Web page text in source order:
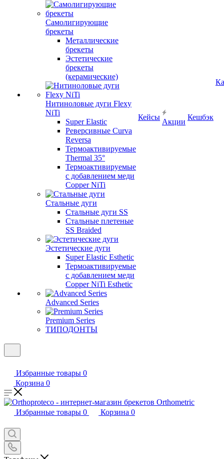
Самолигирующие
брекеты
Металлические
брекеты
Эстетические
брекеты
(керамические)
Нитиноловые дуги Flexy
NiTi
Super Elastic
Реверсивные Curva
Reversa
Термоактивируемые
Thermal 35°
Термоактивируемые
с добавлением меди
Copper NiTi
Стальные дуги
Стальные дуги SS
Стальные плетеные
SS Braided
Эстетические дуги
Super Elastic Esthetic
Термоактивируемые
с добавлением меди
Copper NiTi Esthetic
Advanced Series
Premium Series
ТИПОДОНТЫ
Кейсы
Акции
Кешбэк
Избранные товары 0
Корзина 0
Избранные товары 0 Корзина 0